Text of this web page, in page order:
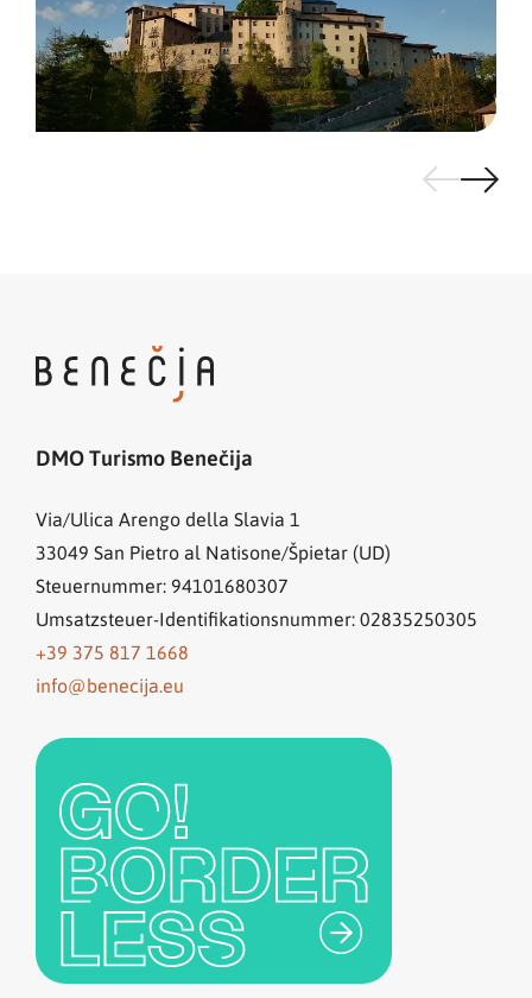
DMO Turismo Benečija
Via/Ulica Arengo della Slavia 1
33049 San Pietro al Natisone/Špietar (UD)
Steuernummer: 94101680307
Umsatzsteuer-Identifikationsnummer: 02835250305
+39 375 817 1668
info@benecija.eu